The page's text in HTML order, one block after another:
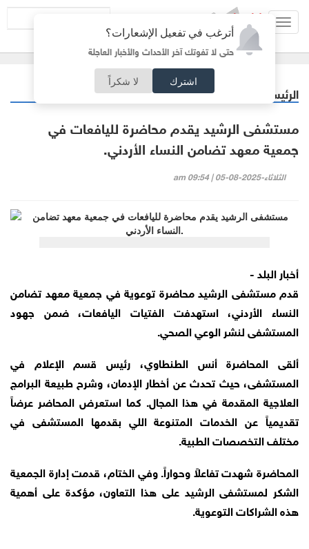
أترغب في تفعيل الإشعارات؟
حتى لا تفوتك آخر الأحداث والأخبار العاجلة
اشترك لا شكراً
الرئيسية خبر وصورة
مستشفى الرشيد يقدم محاضرة لليافعات في
جمعية معهد تضامن النساء الأردني.
الثلاثاء-2025-08-05 | 09:54 am
أخبار البلد -
قدم مستشفى الرشيد محاضرة توعوية في جمعية معهد تضامن
النساء الأردني، استهدفت الفتيات اليافعات، ضمن جهود
المستشفى لنشر الوعي الصحي.
ألقى المحاضرة أنس الطنطاوي، رئيس قسم الإعلام في
المستشفى، حيث تحدث عن أخطار الإدمان، وشرح طبيعة البرامج
العلاجية المقدمة في هذا المجال. كما استعرض المحاضر عرضاً
تقديمياً عن الخدمات المتنوعة اللي بقدمها المستشفى في
مختلف التخصصات الطبية.
المحاضرة شهدت تفاعلاً وحواراً. وفي الختام، قدمت إدارة الجمعية
الشكر لمستشفى الرشيد على هذا التعاون، مؤكدة على أهمية
هذه الشراكات التوعوية.